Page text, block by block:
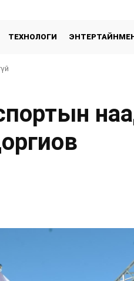
ТЕХНОЛОГИ